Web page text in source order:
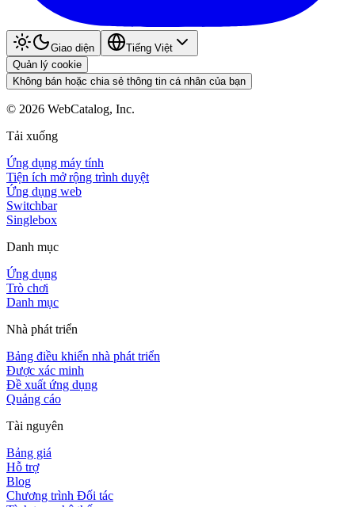
Giao diện
Tiếng Việt
Quản lý cookie
Không bán hoặc chia sẻ thông tin cá nhân của bạn
© 2026 WebCatalog, Inc.
Tải xuống
Ứng dụng máy tính
Tiện ích mở rộng trình duyệt
Ứng dụng web
Switchbar
Singlebox
Danh mục
Ứng dụng
Trò chơi
Danh mục
Nhà phát triển
Bảng điều khiển nhà phát triển
Được xác minh
Đề xuất ứng dụng
Quảng cáo
Tài nguyên
Bảng giá
Hỗ trợ
Blog
Chương trình Đối tác